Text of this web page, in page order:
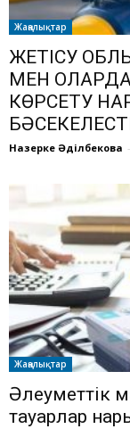
Жаңалықтар
ЖЕТІСУ
МЕН
КӨРСЕТУ
Назерке Әділбекова -
Жаңалықтар
Әлеуметтік
тауарлар